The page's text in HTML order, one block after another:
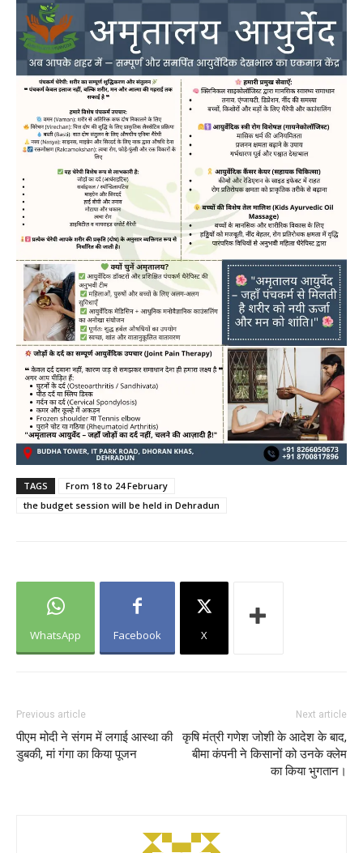
TAGS
From 18 to 24 February
the budget session will be held in Dehradun
WhatsApp Facebook X
Previous article
पीएम मोदी ने संगम में लगाई आस्था की
डुबकी, मां गंगा का किया पूजन
Next article
कृषि मंत्री गणेश जोशी के आदेश के बाद,
बीमा कंपनी ने किसानों को उनके क्लेम
का किया भुगतान।